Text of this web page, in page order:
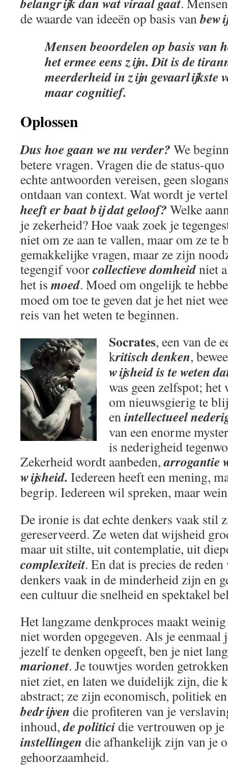
de waarde van ideeën op basis van
Mensen beoordelen op basis van
het ermee eens zijn. Dit is de
meerderheid in zijn gevaarlijkste
maar cognitief.
Oplossen
Dus hoe gaan we nu verder? We
betere vragen. Vragen die de status-
echte antwoorden vereisen, geen
ontdaan van context. Wat wordt je
heeft er baat bij dat geloof? Welke
je zekerheid? Hoe vaak zoek je
niet om ze aan te vallen, maar om ze
gemakkelijke vragen, maar ze zijn
tegengif voorcollectieve domheidniet
het ismoed. Moed om ongelijk te
moed om toe te geven dat je het niet
reis van het weten te beginnen.
Socrates, een van de
kritisch denken,
wijsheid is te weten
was geen zelfspot;
om nieuwsgierig te
enintellectueel
van een enorme
is nederigheid
Zekerheid wordt aanbeden,arrogantie
wijsheid. Iedereen heeft een mening,
begrip. Iedereen wil spreken, maar
De ironie is dat echte denkers vaak stil
gereserveerd. Ze weten dat wijsheid
maar uit stilte, uit contemplatie, uit
complexiteit. En dat is precies de
denkers vaak in de minderheid zijn en
een cultuur die snelheid en spektakel
Het langzame denkproces maakt
niet worden opgegeven. Als je
jezelf te denken opgeeft, ben je niet
marionet. Je touwtjes worden
niet ziet, en laten we duidelijk zijn, die
abstract; ze zijn economisch, politiek
bedrijven die profiteren van je
inhoud,de politicidie vertrouwen op
instellingen die afhankelijk zijn van je
gehoorzaamheid.